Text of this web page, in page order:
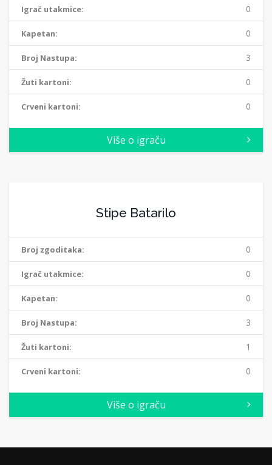
Igrač utakmice: 0
Kapetan: 0
Broj Nastupa: 3
Žuti kartoni: 0
Crveni kartoni: 0
Više o igraču
Stipe Batarilo
Broj zgoditaka: 0
Igrač utakmice: 0
Kapetan: 0
Broj Nastupa: 3
Žuti kartoni: 1
Crveni kartoni: 0
Više o igraču